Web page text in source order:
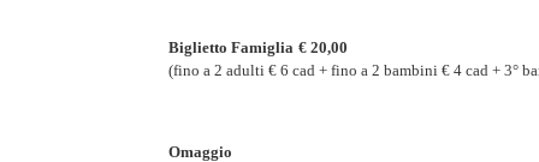
Biglietto Famiglia € 20,00
(fino a 2 adulti € 6 cad + fino a 2 bambini € 4 cad + 3°
Omaggio